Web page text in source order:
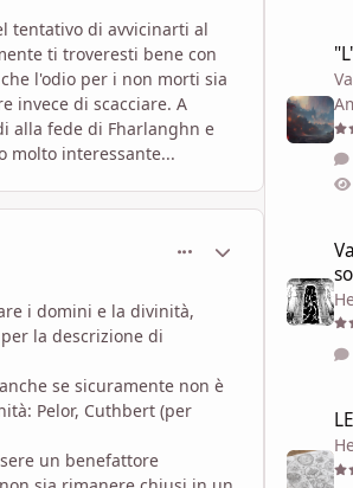
tentativo di avvicinarti al
ti troveresti bene con
l'odio per i non morti sia
invece di scacciare. A
alla fede di Fharlanghn e
molto interessante...
Statistiche Autore
i domini e la divinità,
la descrizione di
se sicuramente non è
Pelor, Cuthbert (per
un benefattore